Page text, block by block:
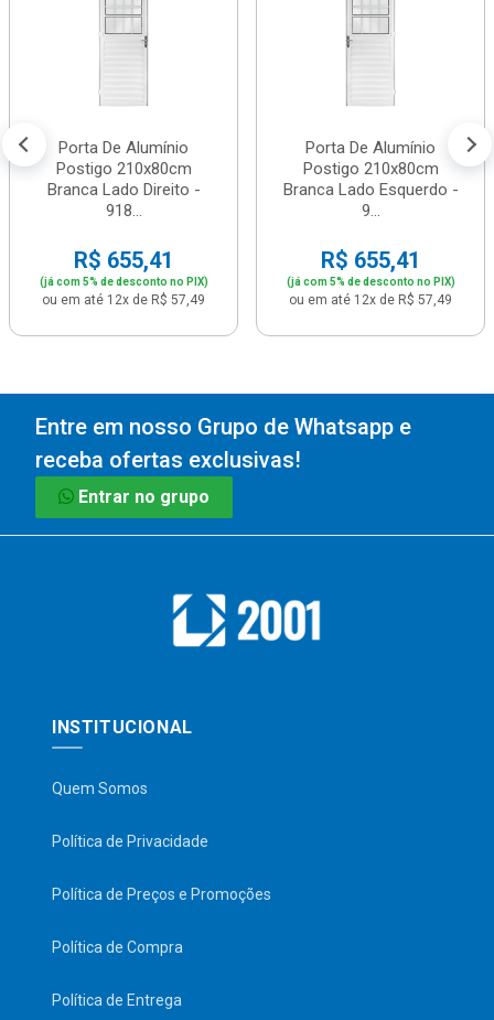
Porta De Alumínio
Postigo 210x80cm
Branca Lado Direito -
918...
R$ 655,41
(já com 5% de desconto no PIX)
ou em até 12x de R$ 57,49
Porta De Alumínio
Postigo 210x80cm
Branca Lado Esquerdo -
9...
R$ 655,41
(já com 5% de desconto no PIX)
ou em até 12x de R$ 57,49
Entre em nosso Grupo de Whatsapp e
receba ofertas exclusivas!
Entrar no grupo
INSTITUCIONAL
Quem Somos
Política de Privacidade
Política de Preços e Promoções
Política de Compra
Política de Entrega